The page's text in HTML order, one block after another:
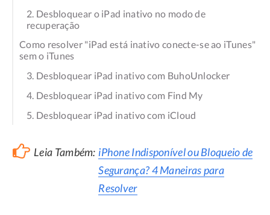
2. Desbloquear o iPad inativo no modo de
recuperação
Como resolver "iPad está inativo conecte-se ao iTunes"
sem o iTunes
3. Desbloquear iPad inativo com BuhoUnlocker
4. Desbloquear iPad inativo com Find My
5. Desbloquear iPad inativo com iCloud
Leia Também: iPhone Indisponível ou Bloqueio de
Segurança? 4 Maneiras para
Resolver